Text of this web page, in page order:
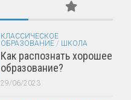
КЛАССИЧЕСКОЕ
ОБРАЗОВАНИЕ / ШКОЛА
Как распознать хорошее
образование?
29/06/2023